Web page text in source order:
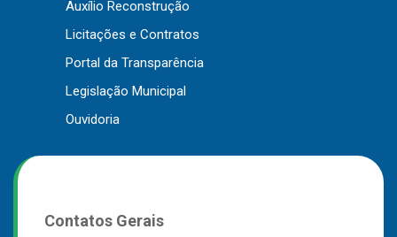
Auxílio Reconstrução
Licitações e Contratos
Portal da Transparência
Legislação Municipal
Ouvidoria
Contatos Gerais